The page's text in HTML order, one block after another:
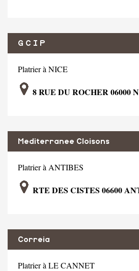
G C I P
Platrier à NICE
8 RUE DU ROCHER 06000
Mediterranee Cloisons
Platrier à ANTIBES
RTE DES CISTES 06600
Correia
Platrier à LE CANNET